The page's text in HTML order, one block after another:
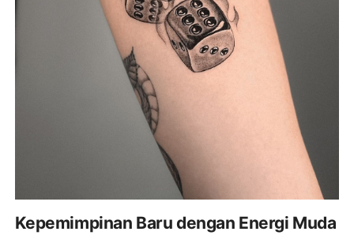
Kepemimpinan Baru dengan Energi Muda